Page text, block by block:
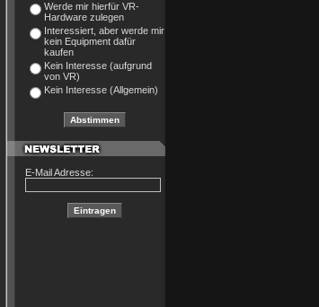
Werde mir hierfür VR-
Hardware zulegen
Interessiert, aber werde mir
kein Equipment dafür
kaufen
Kein Interesse (aufgrund
von VR)
Kein Interesse (Allgemein)
E-Mail Adresse: